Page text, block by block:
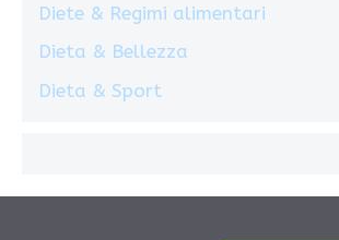
Diete & Regimi alimentari
Dieta & Bellezza
Dieta & Sport